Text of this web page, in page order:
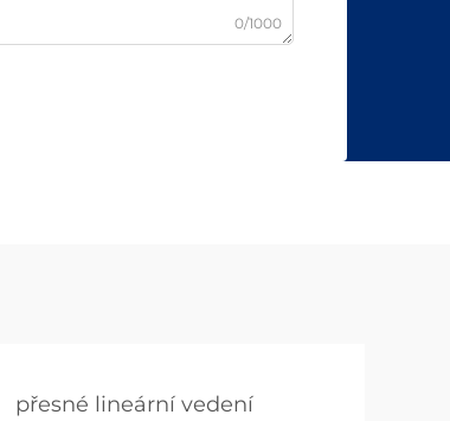
0/1000
přesné lineární vedení